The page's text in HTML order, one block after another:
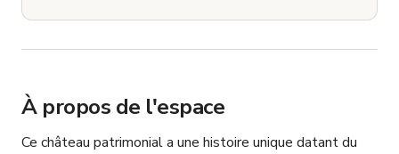
À propos de l'espace
Ce château patrimonial a une histoire unique datant du